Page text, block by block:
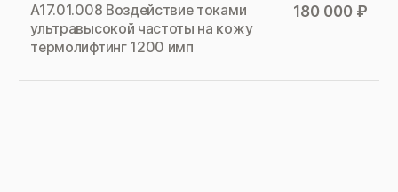
А17.01.008 Воздействие токами
ультравысокой частоты на кожу
термолифтинг 1200 имп
180 000 ₽